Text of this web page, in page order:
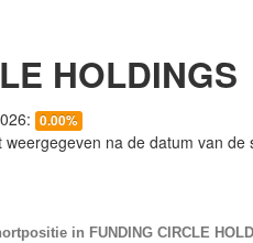
HOLDINGS
0.00%
na de datum van de
in FUNDING CIRCLE